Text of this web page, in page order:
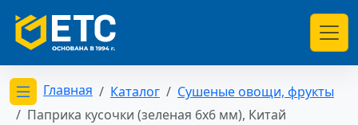
Открыть меню категорий
Главная Каталог
Сушеные овощи, фрукты
Паприка кусочки (зеленая 6х6 мм), Китай